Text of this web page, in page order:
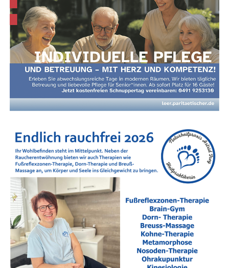
Wor­an mer­ken Sie, dass Sie im
„Funk­ti­ons-Modus“ feststecken?
Die fol­gen­den Sym­pto­me sind häu­fi­ge Indi­ka­to­ren dafür,
dass Ihr Sys­tem Hil­fe benötigt:
Psy­chi­sche Belas­tung:Erschöp­fung, Trau­rig­keit,
ein Gefühl inne­rer Lee­re, Angst, stän­di­ges Grü­beln
oder tief­sit­zen­de Selbstzweifel.
Psy­cho­so­ma­ti­sche Signa­le:Schlaf­stö­run­gen,
chro­ni­sche Ver­span­nun­gen, Ver­dau­ungs­pro­ble­me,
Zäh­ne­knir­schen oder eine blei­er­ne Müdigkeit.
Lebens­kri­sen & Umbrü­che:
Beruf, Trau­er­pro­zes­se, Tren­nun­gen, fami­liä­re Kon­
flik­te oder die Suche nach dem Sinn in neu­en
Lebens­pha­sen (wie dem Ren­ten­ein­tritt oder dem
Aus­zug der Kinder).